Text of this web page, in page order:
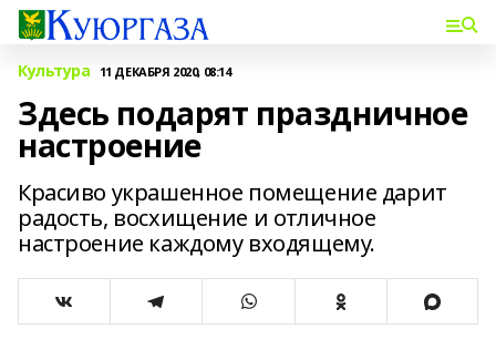
Культура 11 ДЕКАБРЯ 2020, 08:14
Здесь подарят праздничное
настроение
Красиво украшенное помещение дарит
радость, восхищение и отличное
настроение каждому входящему.